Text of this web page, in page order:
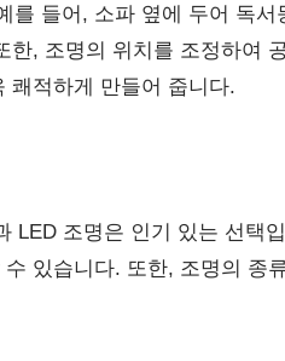
를 들어, 소파 옆에 두어 독서
, 조명의 위치를 조정하여
쾌적하게 만들어 줍니다.
LED 조명은 인기 있는 선택
있습니다. 또한, 조명의 종